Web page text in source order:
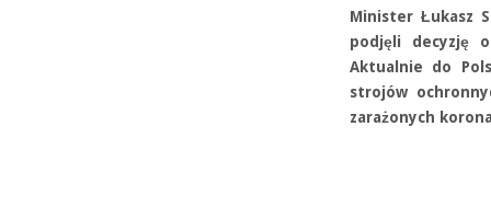
Minister Łukasz
podjęli decyzję
Aktualnie do
strojów
zarażonych